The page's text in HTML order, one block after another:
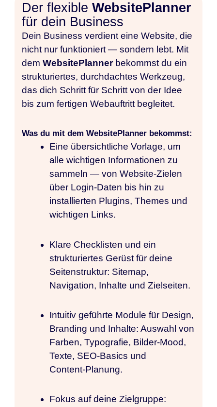
Der flexible WebsitePlanner
für dein Business
Dein Business verdient eine Website, die
nicht nur funktioniert — sondern lebt. Mit
dem WebsitePlannerbekommst du ein
strukturiertes, durchdachtes Werkzeug,
das dich Schritt für Schritt von der Idee
bis zum fertigen Webauftritt begleitet.
Was du mit dem WebsitePlanner bekommst:
Eine übersichtliche Vorlage, um
alle wichtigen Informationen zu
sammeln — von Website-Zielen
über Login‑Daten bis hin zu
installierten Plugins, Themes und
wichtigen Links.
Klare Checklisten und ein
strukturiertes Gerüst für deine
Seitenstruktur: Sitemap,
Navigation, Inhalte und Zielseiten.
Intuitiv geführte Module für Design,
Branding und Inhalte: Auswahl von
Farben, Typografie, Bilder‑Mood,
Texte, SEO‑Basics und
Content‑Planung.
Fokus auf deine Zielgruppe: